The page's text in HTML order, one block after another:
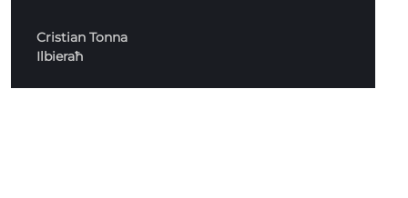
Cristian Tonna
Ilbieraħ